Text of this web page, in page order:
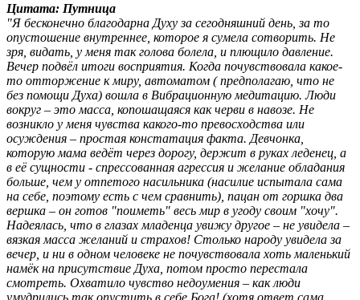
Цитата: Путница
"Я бесконечно благодарна Духу за сегодняшний день, за то
опустошение внутреннее, которое я сумела сотворить. Не
зря, видать, у меня так голова болела, и плющило давление.
Вечер подвёл итоги восприятия. Когда почувствовала какое-
то отторжение к миру, автоматом ( предполагаю, что не
без помощи Духа) вошла в Вибрационную медитацию. Люди
вокруг – это масса, копошащаяся как черви в навозе. Не
возникло у меня чувства какого-то превосходства или
осуждения – простая констатация факта. Девчонка,
которую мама ведёт через дорогу, держит в руках леденец, а
в её сущности - спрессованная агрессия и желание обладания
больше, чем у отпетого насильника (насилие испытала сама
на себе, поэтому есть с чем сравнить), пацан от горшка два
вершка – он готов "поиметь" весь мир в угоду своим "хочу".
Надеялась, что в глазах младенца увижу другое – не увидела –
вязкая масса желаний и страхов! Столько народу увидела за
вечер, и ни в одном человеке не почувствовала хоть маленький
намёк на присутствие Духа, потом просто перестала
смотреть. Охватило чувство недоумения – как люди
умудрились так опустить в себе Бога! (хотя ответ сама